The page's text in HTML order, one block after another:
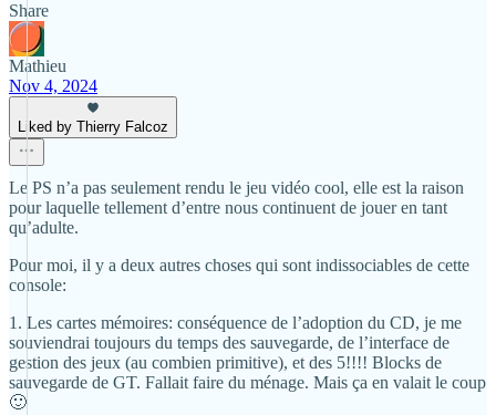
Share
Mathieu
Nov 4, 2024
Liked by Thierry Falcoz
Le PS n’a pas seulement rendu le jeu vidéo cool, elle est la raison
pour laquelle tellement d’entre nous continuent de jouer en tant
qu’adulte.
Pour moi, il y a deux autres choses qui sont indissociables de cette
console:
1. Les cartes mémoires: conséquence de l’adoption du CD, je me
souviendrai toujours du temps des sauvegarde, de l’interface de
gestion des jeux (au combien primitive), et des 5!!!! Blocks de
sauvegarde de GT. Fallait faire du ménage. Mais ça en valait le coup
🙂